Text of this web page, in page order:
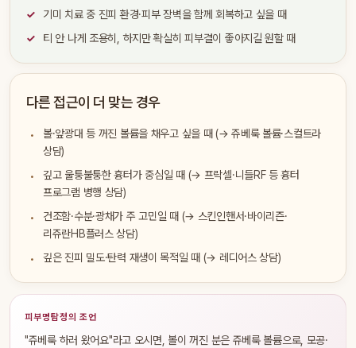
기미 치료 중 진피 환경·피부 장벽을 함께 회복하고 싶을 때
티 안 나게 조용히, 하지만 확실히 피부결이 좋아지길 원할 때
다른 접근이 더 맞는 경우
볼·앞광대 등 꺼진 볼륨을 채우고 싶을 때 (→ 쥬베룩 볼륨·스컬트라
상담)
깊고 울퉁불퉁한 흉터가 중심일 때 (→ 프락셀·니들RF 등 흉터
프로그램 병행 상담)
건조함·수분·광채가 주 고민일 때 (→ 스킨인핸서·바이리즌·
리쥬란HB플러스 상담)
깊은 진피 밀도·탄력 재생이 목적일 때 (→ 레디어스 상담)
피부명탐정의 조언
"쥬베룩 하러 왔어요"라고 오시면, 볼이 꺼진 분은 쥬베룩 볼륨으로, 모공·